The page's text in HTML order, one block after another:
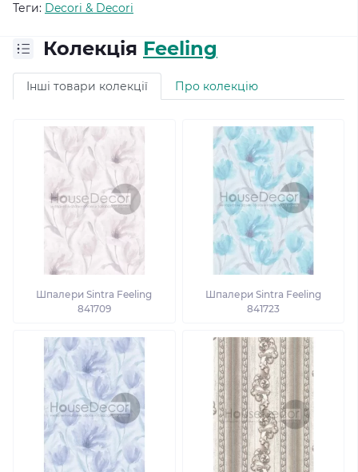
Теги: Decori & Decori
Колекція Feeling
Інші товари колекції Про колекцію
Шпалери Sintra Feeling
841709
Шпалери Sintra Feeling
841723